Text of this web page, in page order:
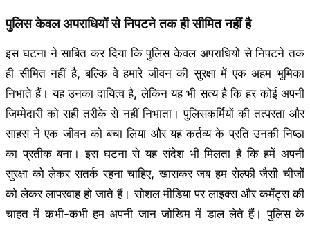
पुलिस केवल अपराधियों से निपटने तक ही सीमित नहीं है
इस घटना ने साबित कर दिया कि पुलिस केवल अपराधियों से निपटने तक
ही सीमित नहीं है, बल्कि वे हमारे जीवन की सुरक्षा में एक अहम भूमिका
निभाते हैं। यह उनका दायित्व है, लेकिन यह भी सत्य है कि हर कोई अपनी
जिम्मेदारी को सही तरीके से नहीं निभाता। पुलिसकर्मियों की तत्परता और
साहस ने एक जीवन को बचा लिया और यह कर्तव्य के प्रति उनकी निष्ठा
का प्रतीक बना। इस घटना से यह संदेश भी मिलता है कि हमें अपनी
सुरक्षा को लेकर सतर्क रहना चाहिए, खासकर जब हम सेल्फी जैसी चीजों
को लेकर लापरवाह हो जाते हैं। सोशल मीडिया पर लाइक्स और कमेंट्स की
चाहत में कभी-कभी हम अपनी जान जोखिम में डाल लेते हैं। पुलिस के